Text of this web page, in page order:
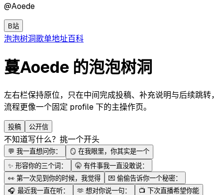
@Aoede
B站
泡泡树洞歌单地址百科
蔓Aoede 的泡泡树洞
左右栏保持原位，只在中间完成投稿、补充说明与后续跳转，
流程更像一个固定 profile 下的主操作页。
投稿 公开信
不知道写什么？挑一个开头
💬 我一直想问你： 🪞 在我眼里，你其实是一个
✨ 形容你的三个词： 🤫 有件事我一直没敢说：
👀 第一次见到你的时候，我觉得 💌 偷偷告诉你一个秘密：
🎧 最近我一直在听： 🫶 想对你说一句： 📺 下次直播希望你能